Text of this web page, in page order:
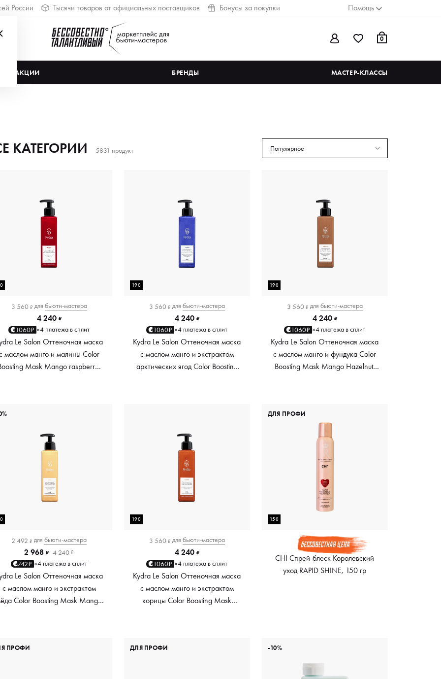
России Тысячи товаров от официальных поставщиков Бонусы за покупки Помощь
0
АКЦИИ БРЕНДЫ МАСТЕР-КЛАССЫ
КАТЕГОРИИ 5831 продукт Популярное
3 560 ₽ для бьюти-мастера
4 240 ₽
1060₽ ×4 платежа в сплит
Le Salon Оттеночная маска
маслом манго и малины Color
Mask Mango raspberry,
190
3 560 ₽ для бьюти-мастера
4 240 ₽
1060₽ ×4 платежа в сплит
Kydra Le Salon Оттеночная маска
с маслом манго и экстрактом
арктических ягод Color Boosting
190
3 560 ₽ для бьюти-мастера
4 240 ₽
1060₽ ×4 платежа в сплит
Kydra Le Salon Оттеночная маска
с маслом манго и фундука Color
Boosting Mask Mango Hazelnut,
2 492 ₽ для бьюти-мастера
2 968 ₽ 4 240 ₽
742₽ ×4 платежа в сплит
Le Salon Оттеночная маска
с маслом манго и экстрактом
Color Boosting Mask Mango
190
3 560 ₽ для бьюти-мастера
4 240 ₽
1060₽ ×4 платежа в сплит
Kydra Le Salon Оттеночная маска
с маслом манго и экстрактом
корицы Color Boosting Mask
150
CHI Спрей-блеск Королевский
уход RAPID SHINE, 150 гр
ДЛЯ ПРОФИ
ПРОФИ ДЛЯ ПРОФИ -10%